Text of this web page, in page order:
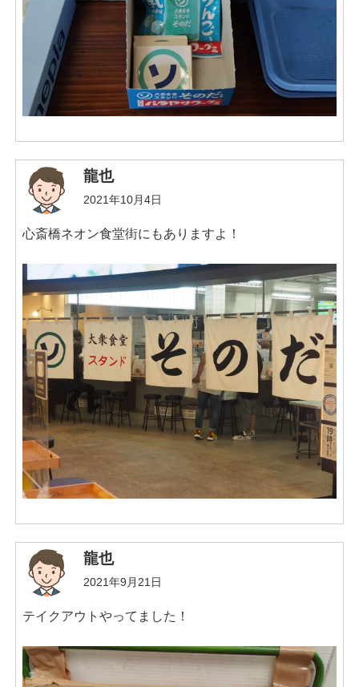
龍也
2021年10月4日
心斎橋ネオン食堂街にもありますよ！
龍也
2021年9月21日
テイクアウトやってました！